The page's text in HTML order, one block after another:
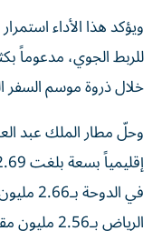
ويؤكد هذا الأداء
للربط الجوي، مدعوماً
خلال ذروة موسم
وحلّ مطار الملك عبد
في
الرياض بـ2.56 مليون مقعد.